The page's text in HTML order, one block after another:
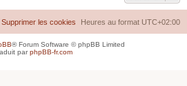
Heures au format UTC+02:00
Supprimer les cookies
® Forum Software © phpBB Limited
parphpBB-fr.com